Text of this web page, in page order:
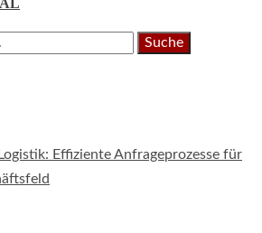
Effiziente Anfrageprozesse für